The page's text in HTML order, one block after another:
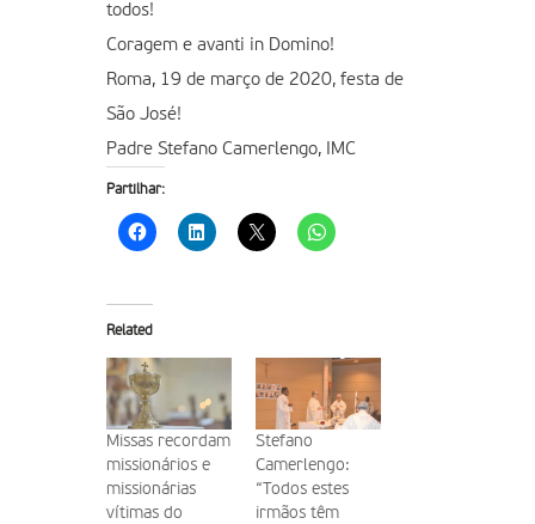
todos!
Coragem e avanti in Domino!
Roma, 19 de março de 2020, festa de
São José!
Padre Stefano Camerlengo, IMC
Partilhar:
Related
Missas recordam
missionários e
missionárias
vítimas do
Stefano
Camerlengo:
“Todos estes
irmãos têm